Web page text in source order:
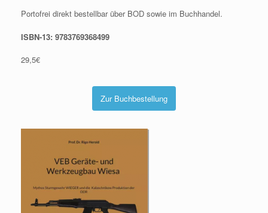
Portofrei direkt bestellbar über BOD sowie im Buchhandel.
ISBN-13: 9783769368499
29,5€
Zur Buchbestellung